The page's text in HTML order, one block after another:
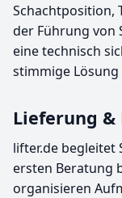
Schachtposition,
der Führung von
eine technisch
stimmige
Lieferung
lifter.de begleitet
ersten Beratung
organisieren